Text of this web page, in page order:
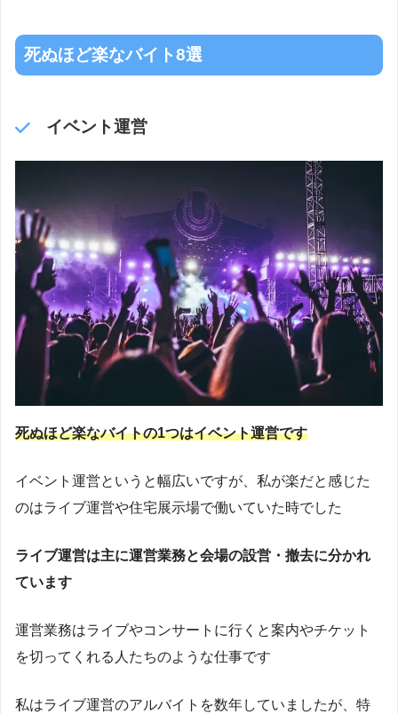
死ぬほど楽なバイト8選
イベント運営
死ぬほど楽なバイトの1つはイベント運営です
イベント運営というと幅広いですが、私が楽だと感じた
のはライブ運営や住宅展示場で働いていた時でした
ライブ運営は主に運営業務と会場の設営・撤去に分かれ
ています
運営業務はライブやコンサートに行くと案内やチケット
を切ってくれる人たちのような仕事です
私はライブ運営のアルバイトを数年していましたが、特